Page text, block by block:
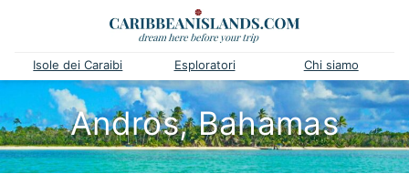
Isole dei Caraibi Esploratori Chi siamo
Andros, Bahamas